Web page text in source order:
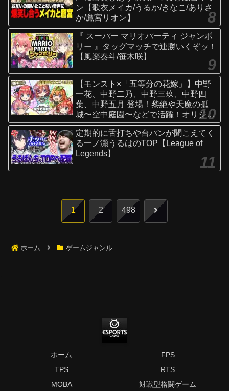
ン【歌衣メイカ/うるか/きなこ/ありさ
か/鷹宮リオン】
『 スーパー マリオパーティ ジャンボ
リー 』タッグマッチで連勝いくぞッ！
【風楽奏斗/笹木咲】
【モンスト×「五等分の花嫁」】中野
一花、中野二乃、中野三玖、中野四
葉、中野五月 登場！黎絶や天魔の孤
城〜空中庭園〜などで活躍！オリジナ
ルSSにも注目！【新キャラ使ってみ
た｜モンスト公式】
定期的に舌打ちや台パンが聞こえてく
る一ノ瀬うるはのTOP【League of
Legends】
1 2 498 次
ホーム ゲームジャンル
ホーム
FPS
TPS
RTS
MOBA
対戦型格闘ゲーム